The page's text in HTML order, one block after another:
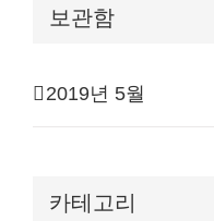
보관함
2019년 5월
카테고리